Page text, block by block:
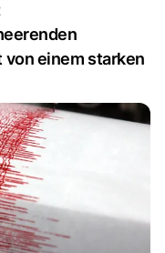
einem starken